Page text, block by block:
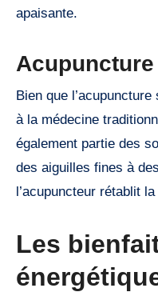
apaisante.
Acupuncture
Bien que
à la médecine
également partie des
des aiguilles fines à
l’acupuncteur rétablit
Les